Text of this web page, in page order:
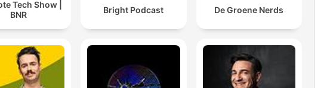
Tech Show |
BNR
Bright Podcast De Groene Nerds